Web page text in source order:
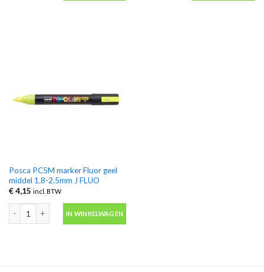
Posca PC5M marker Fluor geel
middel 1.8-2.5mm J FLUO
€4,15 incl. BTW
IN WINKELWAGEN